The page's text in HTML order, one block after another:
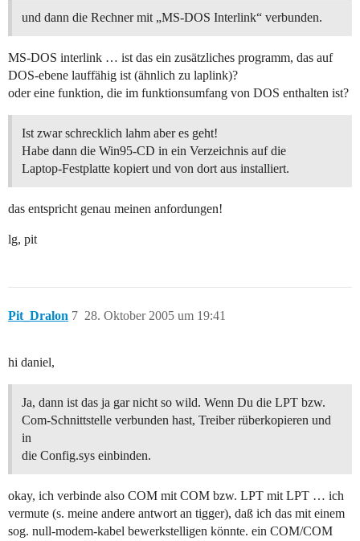
und dann die Rechner mit „MS-DOS Interlink“ verbunden.
MS-DOS interlink … ist das ein zusätzliches programm, das auf
DOS-ebene lauffähig ist (ähnlich zu laplink)?
oder eine funktion, die im funktionsumfang von DOS enthalten ist?
Ist zwar schrecklich lahm aber es geht!
Habe dann die Win95-CD in ein Verzeichnis auf die
Laptop-Festplatte kopiert und von dort aus installiert.
das entspricht genau meinen anfordungen!
lg, pit
Pit_Dralon 28. Oktober 2005 um 19:41
7
hi daniel,
Ja, dann ist das ja gar nicht so wild. Wenn Du die LPT bzw.
Com-Schnittstelle verbunden hast, Treiber rüberkopieren und
in
die Config.sys einbinden.
okay, ich verbinde also COM mit COM bzw. LPT mit LPT … ich
vermute (s. meine andere antwort an tigger), daß ich das mit einem
sog. null-modem-kabel bewerkstelligen könnte. ein COM/COM